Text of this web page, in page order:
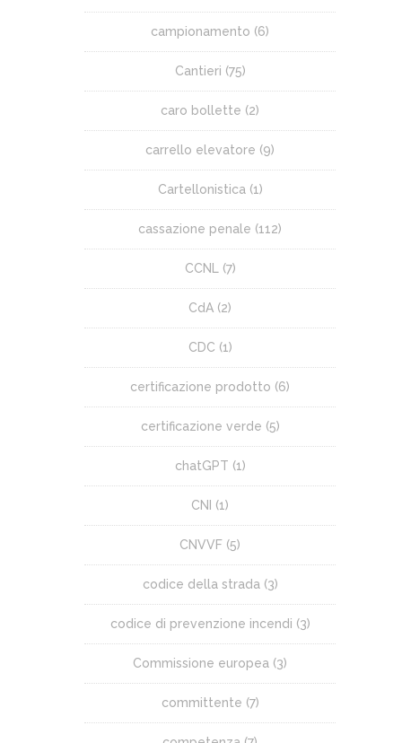
campionamento (6)
Cantieri (75)
caro bollette (2)
carrello elevatore (9)
Cartellonistica (1)
cassazione penale (112)
CCNL (7)
CdA (2)
CDC (1)
certificazione prodotto (6)
certificazione verde (5)
chatGPT (1)
CNI (1)
CNVVF (5)
codice della strada (3)
codice di prevenzione incendi (3)
Commissione europea (3)
committente (7)